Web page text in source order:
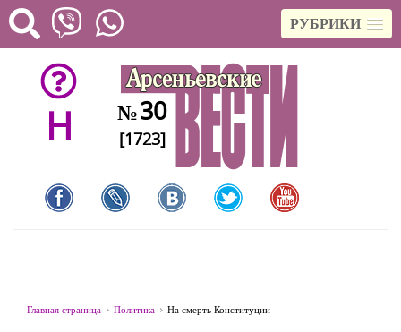
РУБРИКИ
H №30
[1723]
Главная страница Политика На смерть Конституции